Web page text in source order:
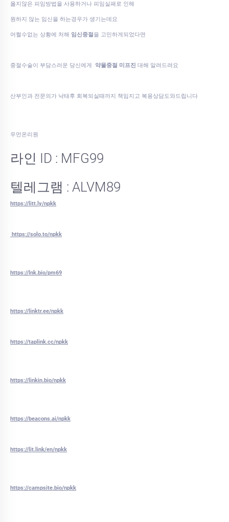
옳지않은 피임방법을 사용하거나 피임실패로 인해
원하지 않는 임신을 하는경우가 생기는데요
어쩔수없는 상황에 처해 임신중절을 고민하게되었다면
중절수술이 부담스러운 당신에게 약물중절 미프진 대해 알려드려요
산부인과 전문의가 낙태후 회복되실때까지 책임지고 복용상담도와드립니다
우먼온리원
라인 ID : MFG99
텔레그램 : ALVM89
https://litt.ly/npkk
https://solo.to/npkk
https://lnk.bio/pm69
https://linktr.ee/npkk
https://taplink.cc/npkk
https://linkin.bio/npkk
https://beacons.ai/npkk
https://lit.link/en/npkk
https://campsite.bio/npkk